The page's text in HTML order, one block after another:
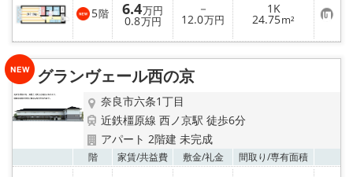
り
登
録
5階 6.4万円
0.8万円
－
12.0万円
1K
24.75m² お
気
に
り
グランヴェール西の京
奈良市六条1丁目
近鉄橿原線 西ノ京駅 徒歩6分
アパート 2階建 未完成
階 家賃/共益費 敷金/礼金 間取り/専有面積